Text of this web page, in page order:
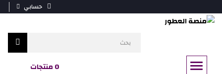
حسابي
0 منتجات